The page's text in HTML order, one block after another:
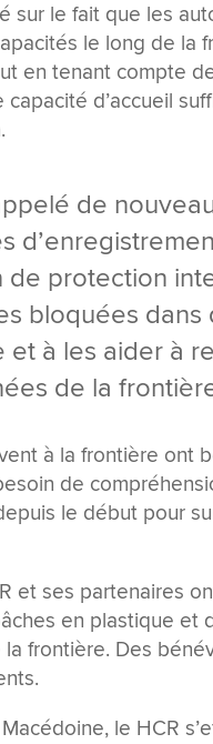
sur le fait que les
le long de la
en tenant compte
d’accueil
de
protection
bloquées
à les aider à
de la
à la frontière ont
de
le début pour
et ses partenaires
en plastique
frontière. Des
le HCR